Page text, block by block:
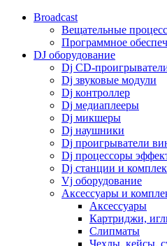
Broadcast
Вещательные
Программное
DJ оборудование
Dj CD-
Dj звуковые модули
Dj контроллер
Dj медиаплееры
Dj микшеры
Dj наушники
Dj проигрыватели
Dj процессоры
Dj станции и
Vj оборудование
Аксессуары и
Аксессуары
Картриджи,
Слипматы
Чехлы, кейсы,